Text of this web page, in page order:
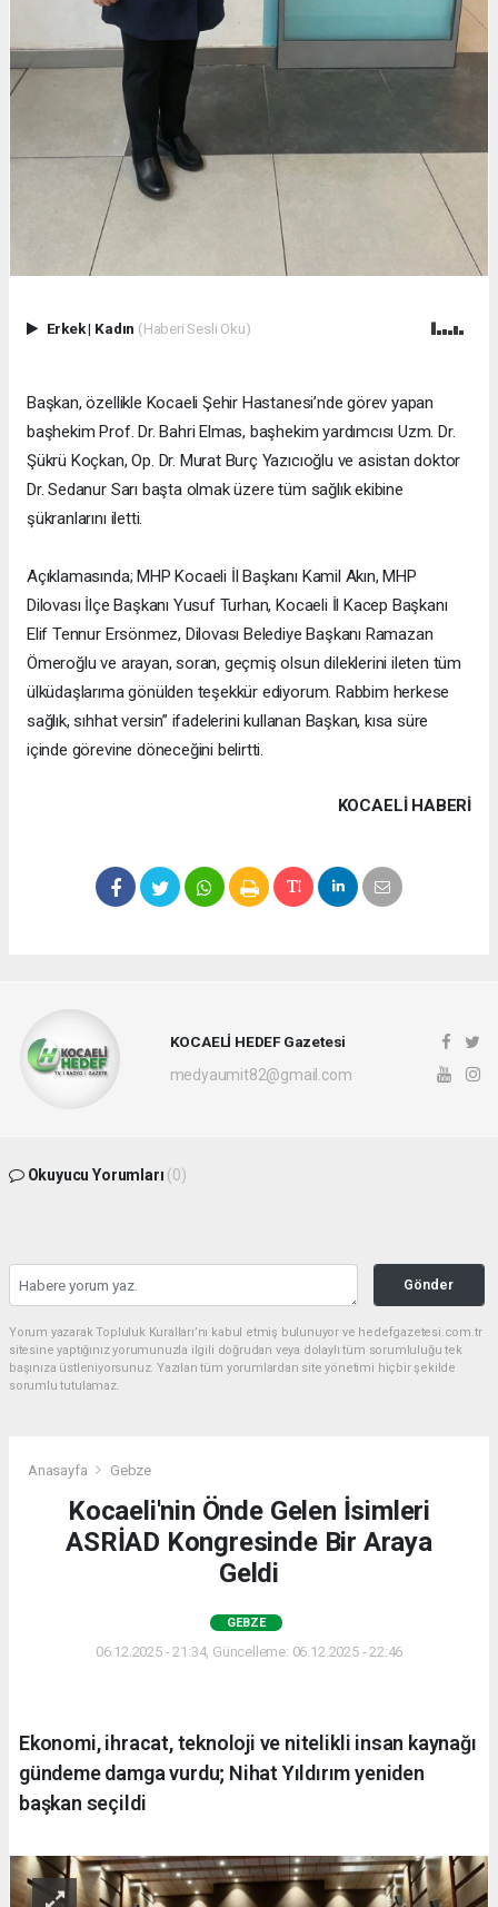
Erkek| Kadın (Haberi Sesli Oku)
Başkan, özellikle Kocaeli Şehir Hastanesi’nde görev yapan
başhekim Prof. Dr. Bahri Elmas, başhekim yardımcısı Uzm. Dr.
Şükrü Koçkan, Op. Dr. Murat Burç Yazıcıoğlu ve asistan doktor
Dr. Sedanur Sarı başta olmak üzere tüm sağlık ekibine
şükranlarını iletti.
Açıklamasında; MHP Kocaeli İl Başkanı Kamil Akın, MHP
Dilovası İlçe Başkanı Yusuf Turhan, Kocaeli İl Kacep Başkanı
Elif Tennur Ersönmez, Dilovası Belediye Başkanı Ramazan
Ömeroğlu ve arayan, soran, geçmiş olsun dileklerini ileten tüm
ülküdaşlarıma gönülden teşekkür ediyorum. Rabbim herkese
sağlık, sıhhat versin” ifadelerini kullanan Başkan, kısa süre
içinde görevine döneceğini belirtti.
KOCAELI HABERİ
KOCAELİ HEDEF Gazetesi
medyaumit82@gmail.com
Okuyucu Yorumları (0)
Gönder
Yorum yazarak Topluluk Kuralları’nı kabul etmiş bulunuyor ve hedefgazetesi.com.tr
sitesine yaptığınız yorumunuzla ilgili doğrudan veya dolaylı tüm sorumluluğu tek
başınıza üstleniyorsunuz. Yazılan tüm yorumlardan site yönetimi hiçbir şekilde
sorumlu tutulamaz.
Anasayfa Gebze
Kocaeli'nin Önde Gelen İsimleri
ASRİAD Kongresinde Bir Araya
Geldi
GEBZE
06.12.2025 - 21:34, Güncelleme: 06.12.2025 - 22:46
Ekonomi, ihracat, teknoloji ve nitelikli insan kaynağı
gündeme damga vurdu; Nihat Yıldırım yeniden
başkan seçildi